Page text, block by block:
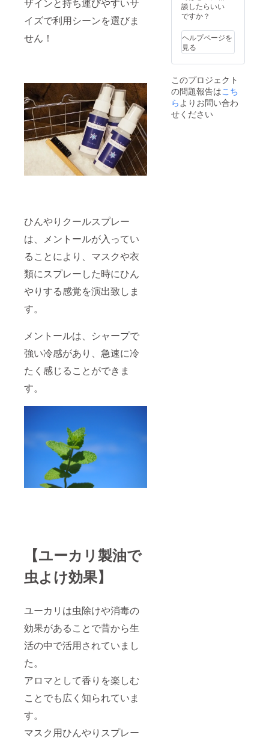
イズで利用シーンを選びま
せん！
ひんやりクールスプレー
は、メントールが入ってい
ることにより、マスクや衣
類にスプレーした時にひん
やりする感覚を演出致しま
す。
メントールは、シャープで
強い冷感があり、急速に冷
たく感じることができま
す。
【ユーカリ製油で
虫よけ効果】
ユーカリは虫除けや消毒の
効果があることで昔から生
活の中で活用されていまし
た。
アロマとして香りを楽しむ
ことでも広く知られていま
す。
マスク用ひんやりスプレー
談したらいい
ですか？
ヘルプページを
見る
このプロジェクト
の問題報告はこち
ら よりお問い合わ
せください